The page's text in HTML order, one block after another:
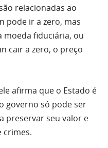
relacionadas ao
pode ir a zero, mas
moeda fiduciária, ou
cair a zero, o preço
afirma que o Estado é
governo só pode ser
preservar seu valor e
crimes.